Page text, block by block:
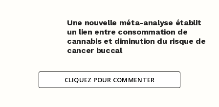
Une nouvelle méta-analyse établit
un lien entre consommation de
cannabis et diminution du risque de
cancer buccal
CLIQUEZ POUR COMMENTER